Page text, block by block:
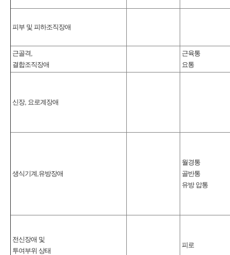
피부 및 피하조직장애
근골격,
결합조직장애
근육통
요통
신장, 요로계장애
생식기계,유방장애
월경통
골반통
유방 압통
전신장애 및
투여부위 상태
피로